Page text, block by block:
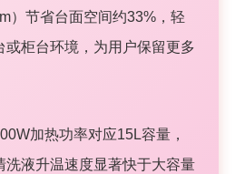
）节省台面空间约33%，轻
或柜台环境，为用户保留更多
加热功率对应15L容量，
洗液升温速度显著快于大容量